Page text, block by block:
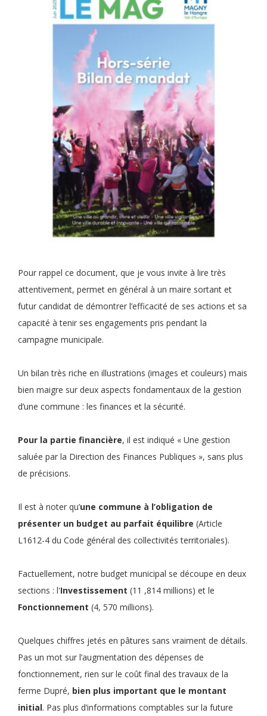
Pour rappel ce document, que je vous invite à lire très
attentivement, permet en général à un maire sortant et
futur candidat de démontrer l’efficacité de ses actions et sa
capacité à tenir ses engagements pris pendant la
campagne municipale.
Un bilan très riche en illustrations (images et couleurs) mais
bien maigre sur deux aspects fondamentaux de la gestion
d’une commune : les finances et la sécurité.
Pour la partie financière, il est indiqué « Une gestion
saluée par la Direction des Finances Publiques », sans plus
de précisions.
Il est à noter qu’une commune à l’obligation de
présenter un budget au parfait équilibre (Article
L1612-4 du Code général des collectivités territoriales).
Factuellement, notre budget municipal se découpe en deux
sections : l'Investissement (11 ,814 millions) et le
Fonctionnement (4, 570 millions).
Quelques chiffres jetés en pâtures sans vraiment de détails.
Pas un mot sur l’augmentation des dépenses de
fonctionnement, rien sur le coût final des travaux de la
ferme Dupré, bien plus important que le montant
initial. Pas plus d’informations comptables sur la future